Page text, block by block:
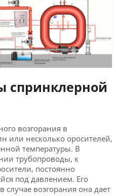
спринклерной
возгорания в
или несколько оросителей,
температуры. В
трубопроводы, к
постоянно
под давлением. Его
случае возгорания она дает